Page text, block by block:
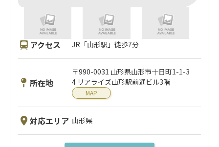
アクセス JR「山形駅」徒歩7分
所在地
〒990-0031 山形県山形市十日町1-1-3
4 リアライズ山形駅前通ビル3階
MAP
対応エリア 山形県